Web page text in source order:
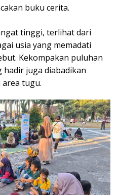
buku cerita.
tinggi, terlihat dari
usia yang memadati
Kekompakan puluhan
hadir juga diabadikan
area tugu.